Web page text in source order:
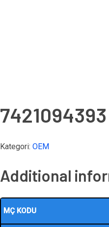
7421094393
Kategori: OEM
Additional
MÇ KODU